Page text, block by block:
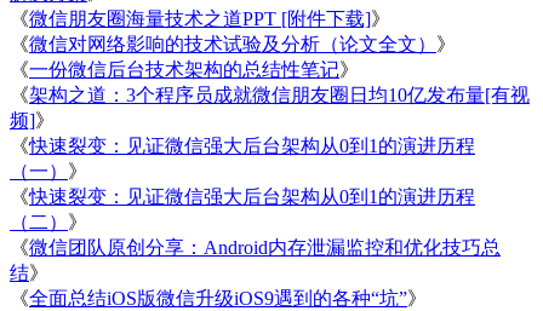
《微信朋友圈海量技术之道PPT [附件下载]》
《微信对网络影响的技术试验及分析（论文全文） 》
《一份微信后台技术架构的总结性笔记》
《架构之道：3个程序员成就微信朋友圈日均10亿发布量[有视
频]》
《快速裂变：见证微信强大后台架构从0到1的演进历程
（一） 》
《快速裂变：见证微信强大后台架构从0到1的演进历程
（二） 》
《微信团队原创分享：Android内存泄漏监控和优化技巧总
结》
《全面总结iOS版微信升级iOS9遇到的各种“坑”》